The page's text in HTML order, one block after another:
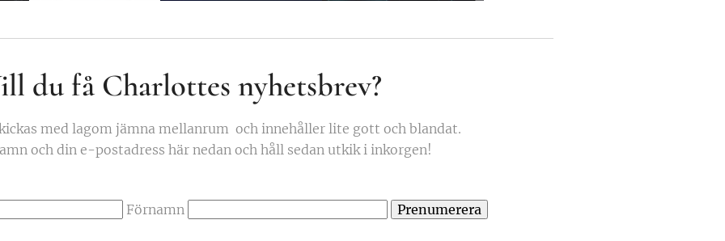
du få Charlottes nyhetsbrev?
med lagom jämna mellanrum och innehåller lite gott och blandat.
och din e-postadress här nedan och håll sedan utkik i inkorgen!
Förnamn